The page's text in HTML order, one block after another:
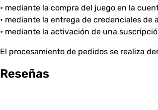
• mediante la compra del juego en la
• mediante la entrega de credenciales de
• mediante la activación de una
El procesamiento de pedidos se realiza
Reseñas